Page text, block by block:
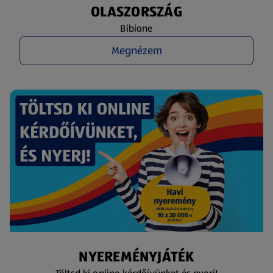
OLASZORSZÁG
Bibione
Megnézem
NYEREMÉNYJÁTÉK